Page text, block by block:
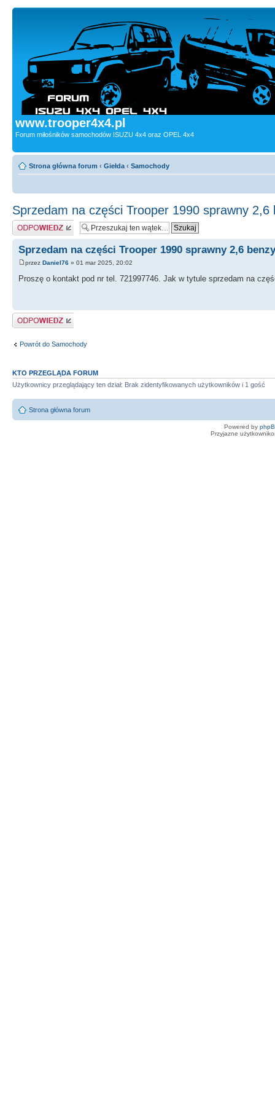
www.trooper4x4.pl
Forum miłośników samochodów ISUZU 4x4 oraz OPEL 4x4
Strona główna forum ‹ Giełda ‹ Samochody
Sprzedam na części Trooper 1990 sprawny 2,6
Odpowiedz
Sprzedam na części Trooper 1990 sprawny 2,6
przez Daniel76 » 01 mar 2025, 20:02
Proszę o kontakt pod nr tel. 721997746. Jak w tytule sprzedam na
Odpowiedz
Powrót do Samochody
KTO PRZEGLĄDA FORUM
Użytkownicy przeglądający ten dział: Brak zidentyfikowanych użytkowników i 1 gość
Strona główna forum
Powered by
Przyjazne